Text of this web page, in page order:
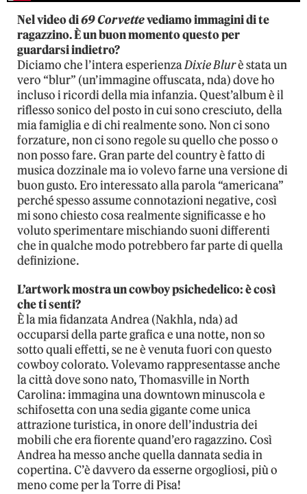
Nel video di69 Corvettevediamo immagini di te
ragazzino. È un buon momento questo per
guardarsi indietro?
Diciamo che l’intera esperienzaDixie Blurè stata un
vero “blur” (un’immagine offuscata, nda) dove ho
incluso i ricordi della mia infanzia. Quest’album è il
riflesso sonico del posto in cui sono cresciuto, della
mia famiglia e di chi realmente sono. Non ci sono
forzature, non ci sono regole su quello che posso o
non posso fare. Gran parte del country è fatto di
musica dozzinale ma io volevo farne una versione di
buon gusto. Ero interessato alla parola “americana”
perché spesso assume connotazioni negative, così
mi sono chiesto cosa realmente significasse e ho
voluto sperimentare mischiando suoni differenti
che in qualche modo potrebbero far parte di quella
definizione.
L’artwork mostra un cowboy psichedelico: è così
che ti senti?
È la mia fidanzata Andrea (Nakhla, nda) ad
occuparsi della parte grafica e una notte, non so
sotto quali effetti, se ne è venuta fuori con questo
cowboy colorato. Volevamo rappresentasse anche
la città dove sono nato, Thomasville in North
Carolina: immagina una downtown minuscola e
schifosetta con una sedia gigante come unica
attrazione turistica, in onore dell’industria dei
mobili che era fiorente quand’ero ragazzino. Così
Andrea ha messo anche quella dannata sedia in
copertina. C’è davvero da esserne orgogliosi, più o
meno come per la Torre di Pisa!